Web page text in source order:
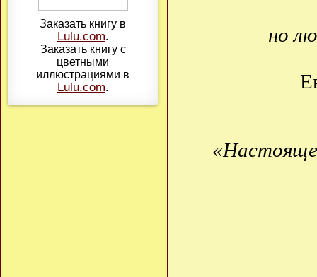
Заказать книгу в
Lulu.com.
Заказать книгу с
цветными
иллюстрациями в
Lulu.com.
но